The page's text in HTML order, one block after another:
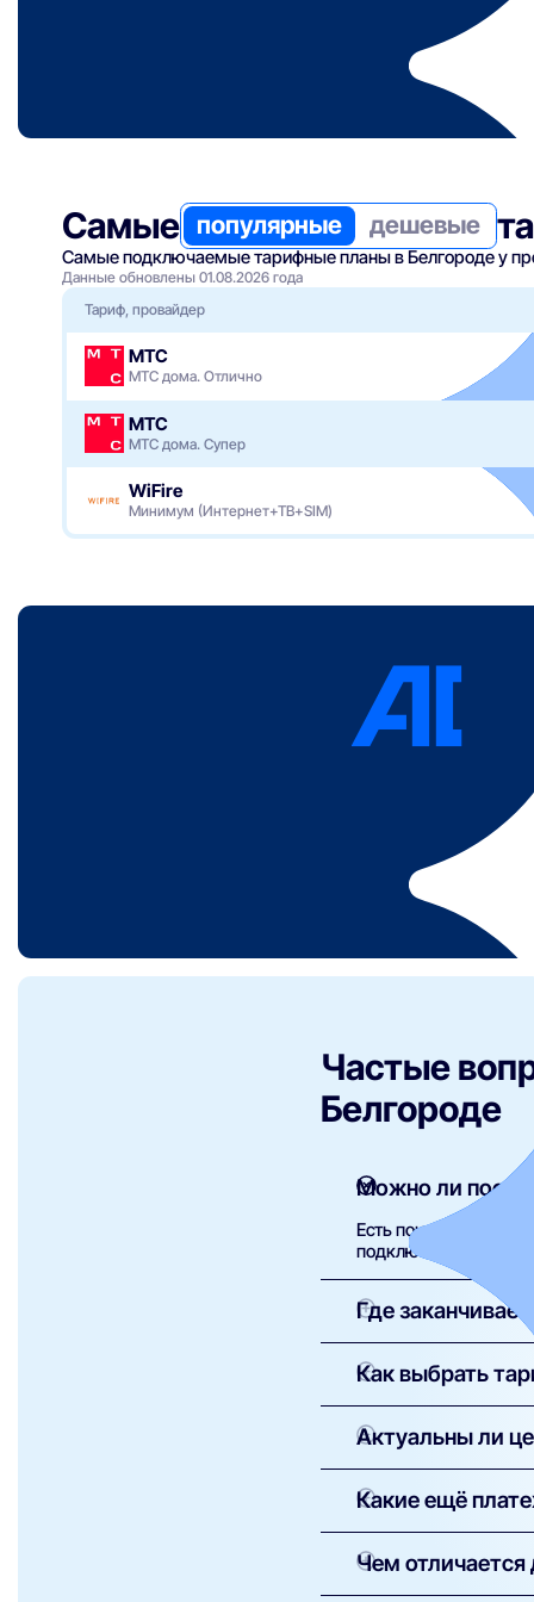
Самые популярные дешевые
Самые подключаемые тарифные планы в Белгороде у
Данные обновлены 01.08.2026 года
Тариф, провайдер
МТС
МТС дома. Отлично
МТС
МТС дома. Супер
WiFire
Минимум (Интернет+ТВ+SIM)
Частые
Белгороде
Можно ли
Есть почти у всех.
подключения.
Где
Граница — точка
домашняя сеть —
Как выбрать
Отталкивайтесь от
гигабит — тяжёлым
Актуальны ли
зафиксирует заявка.
Какие ещё
платное ТВ-
Чем